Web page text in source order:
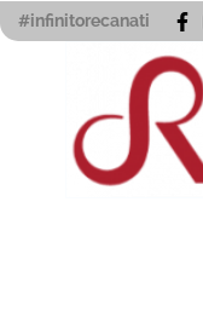
Vai
al
#infinitorecanati